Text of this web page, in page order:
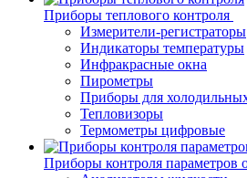
Приборы теплового контроля
Измерители-регистраторы
Индикаторы температуры
Инфракрасные окна
Пирометры
Приборы для
Тепловизоры
Термометры цифровые
Приборы контроля